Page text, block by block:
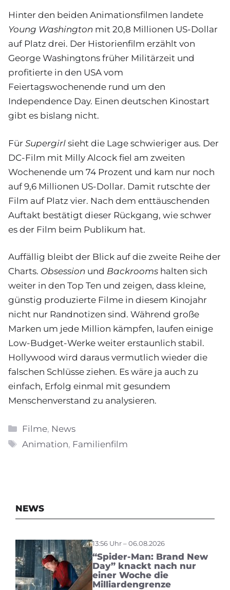
Hinter den beiden Animationsfilmen landete
Young Washington mit 20,8 Millionen US-Dollar
auf Platz drei. Der Historienfilm erzählt von
George Washingtons früher Militärzeit und
profitierte in den USA vom
Feiertagswochenende rund um den
Independence Day. Einen deutschen Kinostart
gibt es bislang nicht.
Für Supergirl sieht die Lage schwieriger aus. Der
DC-Film mit Milly Alcock fiel am zweiten
Wochenende um 74 Prozent und kam nur noch
auf 9,6 Millionen US-Dollar. Damit rutschte der
Film auf Platz vier. Nach dem enttäuschenden
Auftakt bestätigt dieser Rückgang, wie schwer
es der Film beim Publikum hat.
Auffällig bleibt der Blick auf die zweite Reihe der
Charts. Obsession und Backrooms halten sich
weiter in den Top Ten und zeigen, dass kleine,
günstig produzierte Filme in diesem Kinojahr
nicht nur Randnotizen sind. Während große
Marken um jede Million kämpfen, laufen einige
Low-Budget-Werke weiter erstaunlich stabil.
Hollywood wird daraus vermutlich wieder die
falschen Schlüsse ziehen. Es wäre ja auch zu
einfach, Erfolg einmal mit gesundem
Menschenverstand zu analysieren.
Kategorien
Filme, News
Schlagwörter
Animation, Familienfilm
NEWS
13:56 Uhr – 06.08.2026
“Spider-Man: Brand New
Day” knackt nach nur
einer Woche die
Milliardengrenze